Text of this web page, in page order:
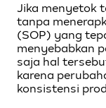
Jika menyetok
tanpa
(SOP) yang
menyebabkan
saja hal
karena
konsistensi